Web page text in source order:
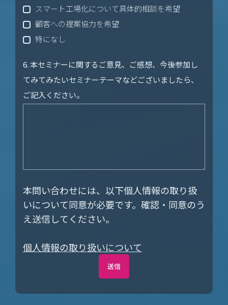
スマート工場化について具体的相談を希望
顧客への提案協力を希望
特になし
6. 本セミナーに関するご意見、ご感想、今後参加し
てみてみたいセミナーテーマなどございましたら、
ご記入ください。
本問い合わせには、以下個人情報の取り扱
いについて同意が必要です。確認・同意のう
え送信してください。
個人情報の取り扱いについて